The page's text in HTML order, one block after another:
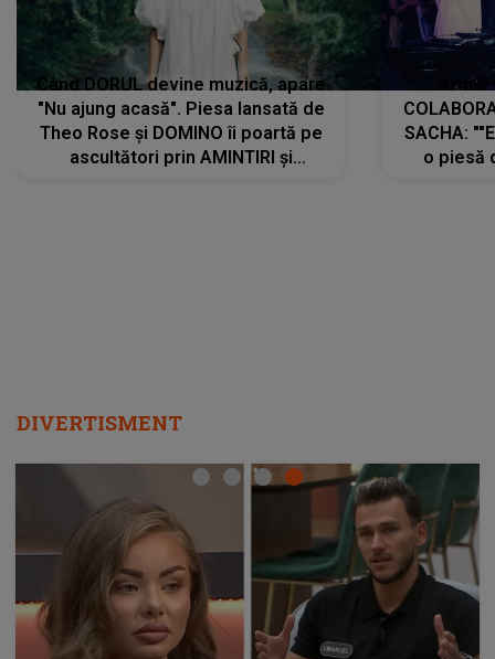
Când DORUL devine muzică, apare
"Nu ajung acasă". Piesa lansată de
Theo Rose și DOMINO îi poartă pe
ascultători prin AMINTIRI și
SACHA:
o piesă
DIVERTISMENT